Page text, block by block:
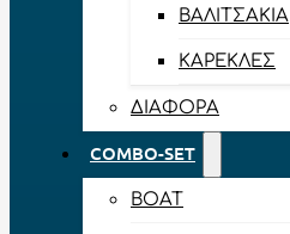
ΒΑΛΙΤΣΆΚΙΑ
ΚΑΡΈΚΛΕΣ
ΔΙΆΦΟΡΑ
COMBO-SET
BOAT